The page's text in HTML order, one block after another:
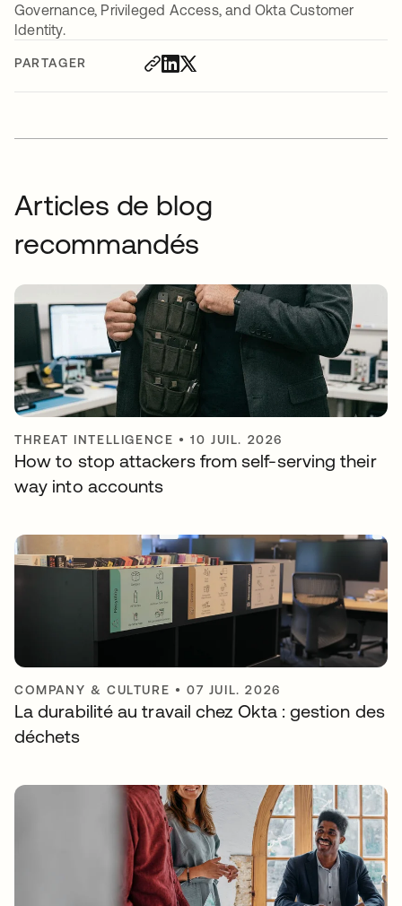
PARTAGER
Governance, Privileged Access, and Okta Customer
Identity.
Articles de blog
recommandés
THREAT INTELLIGENCE •10 JUIL. 2026
How to stop attackers from self-serving their
way into accounts
COMPANY & CULTURE •07 JUIL. 2026
La durabilité au travail chez Okta : gestion des
déchets